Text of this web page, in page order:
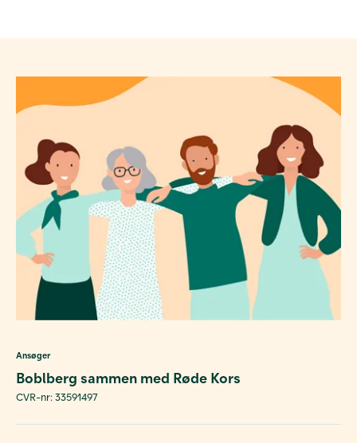
Ansøger
Boblberg sammen med Røde Kors
CVR-nr: 33591497